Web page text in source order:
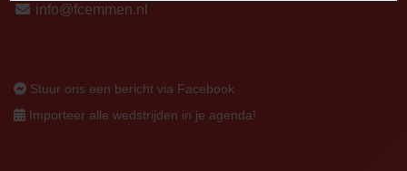
info@fcemmen.nl
Stuur ons een bericht via Facebook
Importeer alle wedstrijden in je agenda!